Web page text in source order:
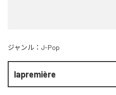
ジャンル： J-Pop
lapremière